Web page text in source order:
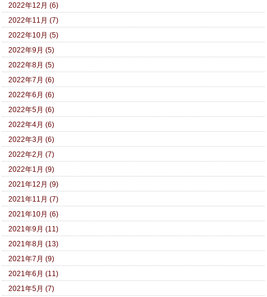
2022年12月 (6)
2022年11月 (7)
2022年10月 (5)
2022年9月 (5)
2022年8月 (5)
2022年7月 (6)
2022年6月 (6)
2022年5月 (6)
2022年4月 (6)
2022年3月 (6)
2022年2月 (7)
2022年1月 (9)
2021年12月 (9)
2021年11月 (7)
2021年10月 (6)
2021年9月 (11)
2021年8月 (13)
2021年7月 (9)
2021年6月 (11)
2021年5月 (7)